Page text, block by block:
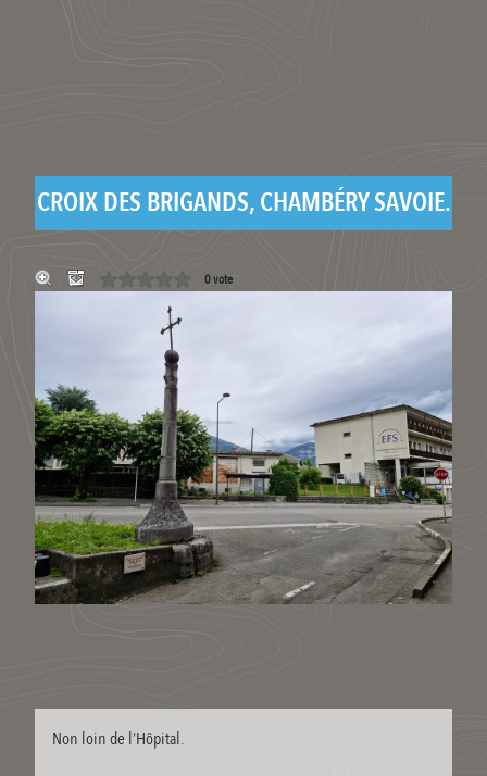
CROIX DES BRIGANDS, CHAMBÉRY SAVOIE.
0 vote
Non loin de l’Hôpital.